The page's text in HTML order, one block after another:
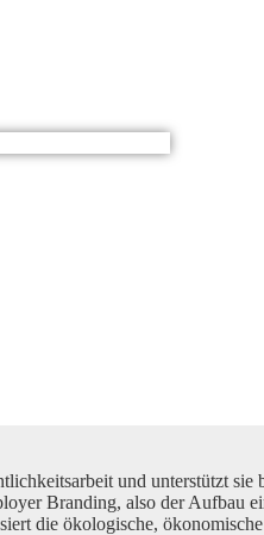
und unterstützt sie
Branding, also der Aufbau
die ökologische,